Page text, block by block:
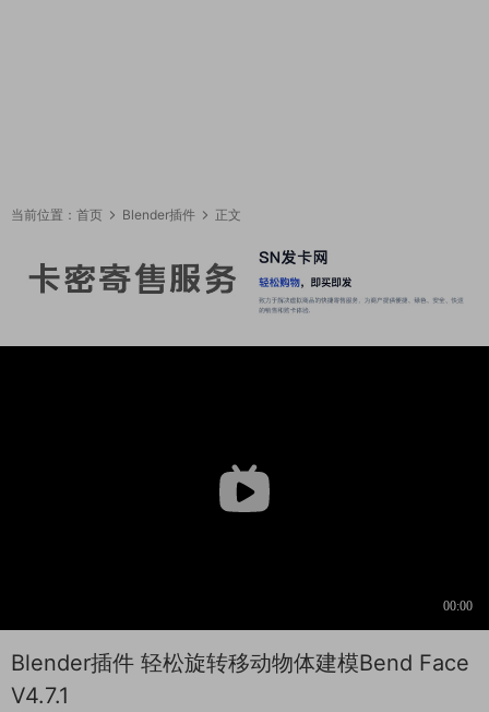
当前位置： 首页 Blender插件 正文
Blender插件 轻松旋转移动物体建模Bend Face
V4.7.1